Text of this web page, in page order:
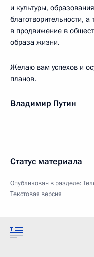
и культуры,
благотворительности,
в продвижение в
образа жизни.
Желаю вам успехов и
планов.
Владимир Путин
Статус материала
Опубликован в разделе:
Текстовая версия